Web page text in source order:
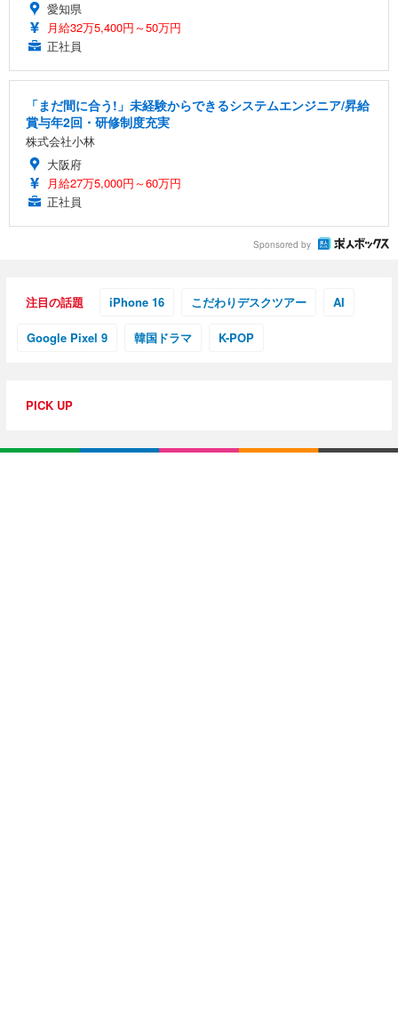
愛知県
月給32万5,400円～50万円
正社員
「まだ間に合う!」未経験からできるシステムエンジニア/昇給
賞与年2回・研修制度充実
株式会社小林
大阪府
月給27万5,000円～60万円
正社員
Sponsored by
注目の話題 iPhone 16 こだわりデスクツアー AI
Google Pixel 9 韓国ドラマ K-POP
PICK UP